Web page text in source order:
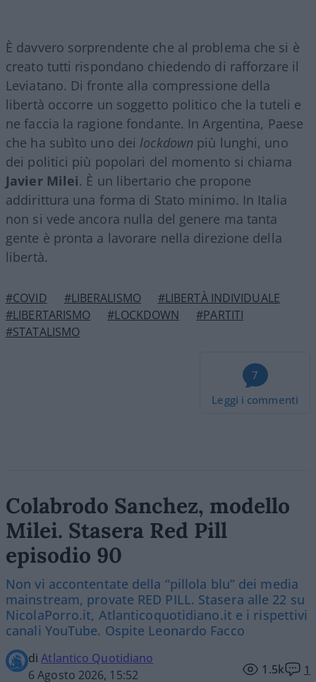
È davvero sorprendente che al problema che si è
creato tutti rispondano chiedendo di rafforzare il
Leviatano. Di fronte alla compressione della
libertà occorre un soggetto politico che la tuteli e
ne faccia la ragione fondante. In Argentina, Paese
che ha subìto uno dei lockdown più lunghi, uno
dei politici più popolari del momento si chiama
Javier Milei. È un libertario che propone
addirittura una forma di Stato minimo. In Italia
non si vede ancora nulla del genere ma tanta
gente è pronta a lavorare nella direzione della
libertà.
#COVID #LIBERALISMO
#LIBERTÀ INDIVIDUALE
#LIBERTARISMO
#LOCKDOWN
#PARTITI
#STATALISMO
7
Leggi i commenti
Colabrodo Sanchez, modello
Milei. Stasera Red Pill
episodio 90
Non vi accontentate della “pillola blu” dei media
mainstream, provate RED PILL. Stasera alle 22 su
NicolaPorro.it, Atlanticoquotidiano.it e i rispettivi
canali YouTube. Ospite Leonardo Facco
diAtlantico Quotidiano
6 Agosto 2026, 15:52
1.5k 1